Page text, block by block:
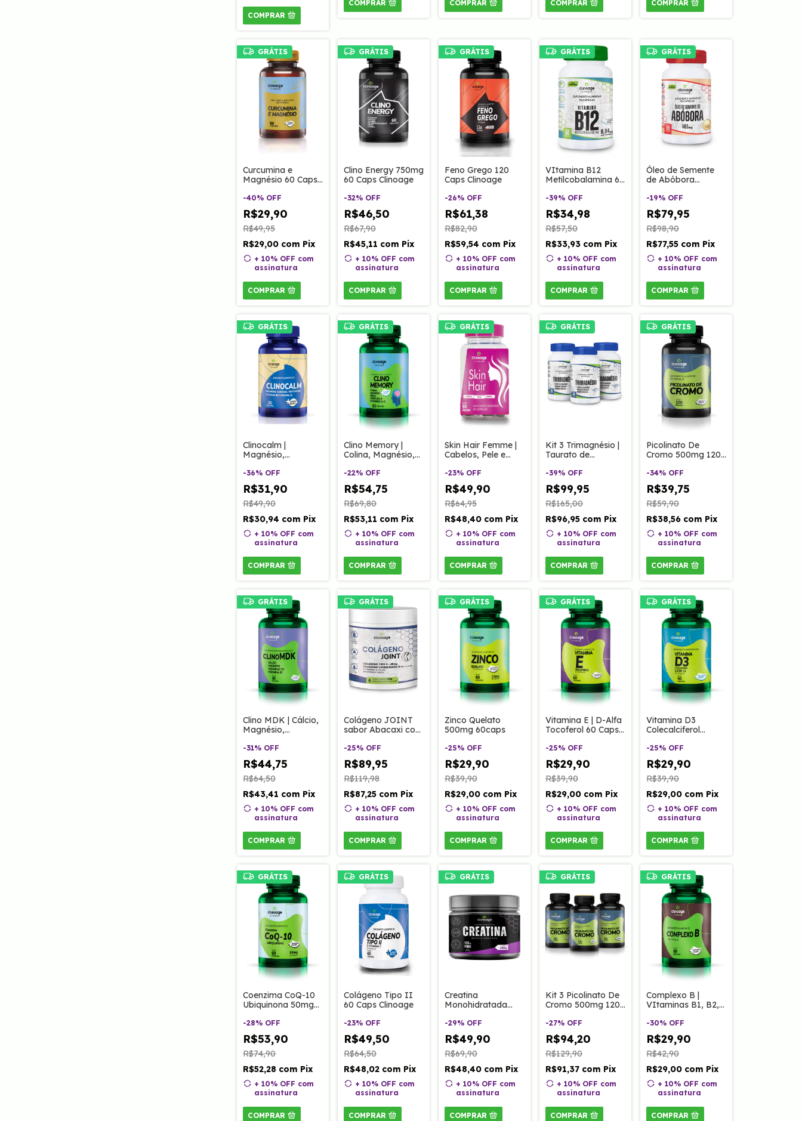
COMPRAR
COMPRAR COMPRAR COMPRAR COMPRAR
GRÁTIS
Curcumina e
Magnésio 60 Caps
-40% OFF
R$29,90
R$49,95
R$29,00 com Pix
+ 10% OFF com
assinatura
COMPRAR
GRÁTIS
Clino Energy 750mg
60 Caps Clinoage
-32% OFF
R$46,50
R$67,90
R$45,11 com Pix
+ 10% OFF com
assinatura
COMPRAR
GRÁTIS
Feno Grego 120
Caps Clinoage
-26% OFF
R$61,38
R$82,90
R$59,54 com Pix
+ 10% OFF com
assinatura
COMPRAR
GRÁTIS
VItamina B12
Metilcobalamina 60
-39% OFF
R$34,98
R$57,50
R$33,93 com Pix
+ 10% OFF com
assinatura
COMPRAR
GRÁTIS
Óleo de Semente
de Abóbora
Clinoage
-19% OFF
R$79,95
R$98,90
R$77,55 com Pix
+ 10% OFF com
assinatura
COMPRAR
GRÁTIS
Clinocalm |
Magnésio,
Triptofano,
Vitamina B6 e B12
60 Caps Clinoage
-36% OFF
R$31,90
R$49,90
R$30,94 com Pix
+ 10% OFF com
assinatura
COMPRAR
GRÁTIS
Clino Memory |
Colina, Magnésio,
Vitaminas D e E 60
Caps Clinoage
-22% OFF
R$54,75
R$69,80
R$53,11 com Pix
+ 10% OFF com
assinatura
COMPRAR
GRÁTIS
Skin Hair Femme |
Cabelos, Pele e
-23% OFF
R$49,90
R$64,95
R$48,40 com Pix
+ 10% OFF com
assinatura
COMPRAR
GRÁTIS
Kit 3 Trimagnésio |
Taurato de
Magnésio Dimalato
e Quelato 60
cápsulas
-39% OFF
R$99,95
R$165,00
R$96,95 com Pix
+ 10% OFF com
assinatura
COMPRAR
GRÁTIS
Picolinato De
Cromo 500mg 120
-34% OFF
R$39,75
R$59,90
R$38,56 com Pix
+ 10% OFF com
assinatura
COMPRAR
GRÁTIS
Clino MDK | Cálcio,
Magnésio,
Vitamina k2 90
Caps Clinoage
-31% OFF
R$44,75
R$64,50
R$43,41 com Pix
+ 10% OFF com
assinatura
COMPRAR
GRÁTIS
Colágeno JOINT
sabor Abacaxi com
Clinoage
-25% OFF
R$89,95
R$119,98
R$87,25 com Pix
+ 10% OFF com
assinatura
COMPRAR
GRÁTIS
Zinco Quelato
500mg 60caps
-25% OFF
R$29,90
R$39,90
R$29,00 com Pix
+ 10% OFF com
assinatura
COMPRAR
GRÁTIS
Vitamina E | D-Alfa
Tocoferol 60 Caps
-25% OFF
R$29,90
R$39,90
R$29,00 com Pix
+ 10% OFF com
assinatura
COMPRAR
GRÁTIS
Vitamina D3
Colecalciferol
Clinoage
-25% OFF
R$29,90
R$39,90
R$29,00 com Pix
+ 10% OFF com
assinatura
COMPRAR
GRÁTIS
Coenzima CoQ-10
Ubiquinona 50mg
-28% OFF
R$53,90
R$74,90
R$52,28 com Pix
+ 10% OFF com
assinatura
COMPRAR
GRÁTIS
Colágeno Tipo II
60 Caps Clinoage
-23% OFF
R$49,50
R$64,50
R$48,02 com Pix
+ 10% OFF com
assinatura
COMPRAR
GRÁTIS
Creatina
Monohidratada
-29% OFF
R$49,90
R$69,90
R$48,40 com Pix
+ 10% OFF com
assinatura
COMPRAR
GRÁTIS
Kit 3 Picolinato De
Cromo 500mg 120
-27% OFF
R$94,20
R$129,90
R$91,37 com Pix
+ 10% OFF com
assinatura
COMPRAR
GRÁTIS
Complexo B |
VItaminas B1, B2,
Caps Clinoage
-30% OFF
R$29,90
R$42,90
R$29,00 com Pix
+ 10% OFF com
assinatura
COMPRAR